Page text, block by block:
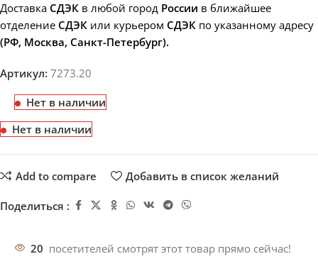
Доставка СДЭК в любой город России в ближайшее
отделение СДЭК или курьером СДЭК по указанному адресу
(РФ, Москва, Санкт-Петербург).
Артикул: 7273.20
Нет в наличии
Нет в наличии
Add to compare Добавить в список желаний
Поделиться :
20 посетителей смотрят этот товар прямо сейчас!